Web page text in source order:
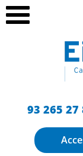
93 265 27